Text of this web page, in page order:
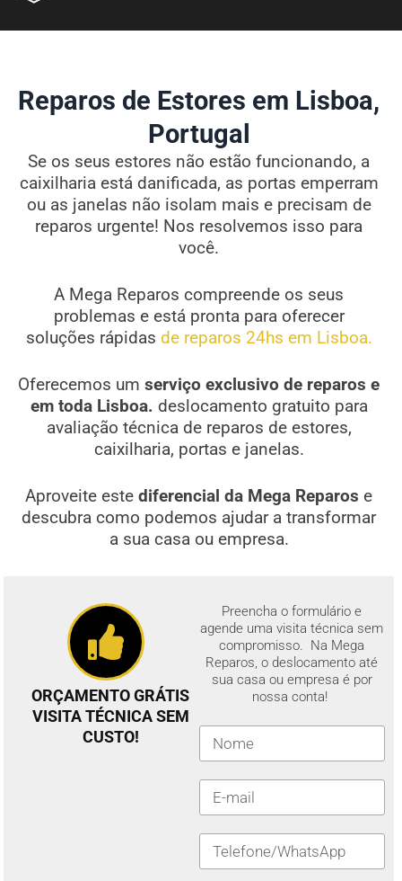
Reparos de Estores em Lisboa,
Portugal
Se os seus estores não estão funcionando, a
caixilharia está danificada, as portas emperram
ou as janelas não isolam mais e precisam de
reparos urgente! Nos resolvemos isso para
você.
A Mega Reparos compreende os seus
problemas e está pronta para oferecer
soluções rápidas de reparos 24hs em Lisboa.
Oferecemos um serviço exclusivo de reparos e
em toda Lisboa. deslocamento gratuito para
avaliação técnica de reparos de estores,
caixilharia, portas e janelas.
Aproveite estediferencial da Mega Reparos e
descubra como podemos ajudar a transformar
a sua casa ou empresa.
ORÇAMENTO GRÁTIS
VISITA TÉCNICA SEM
CUSTO!
Preencha o formulário e
agende uma visita técnica sem
compromisso. Na Mega
Reparos, o deslocamento até
sua casa ou empresa é por
nossa conta!